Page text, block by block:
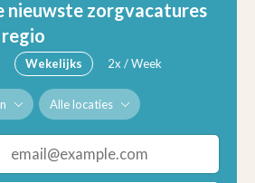
nieuwste zorgvacatures
Wekelijks 2x / Week
Alle locaties